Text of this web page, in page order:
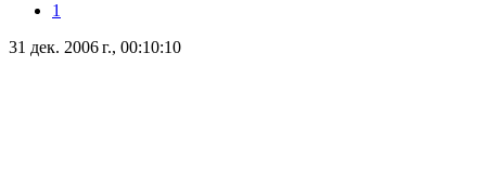
1
31 дек. 2006 г., 00:10:10